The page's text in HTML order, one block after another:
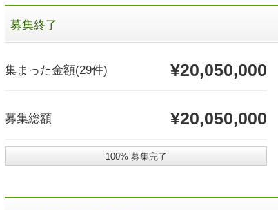
募集終了
集まった金額(29件) ¥20,050,000
募集総額 ¥20,050,000
100% 募集完了